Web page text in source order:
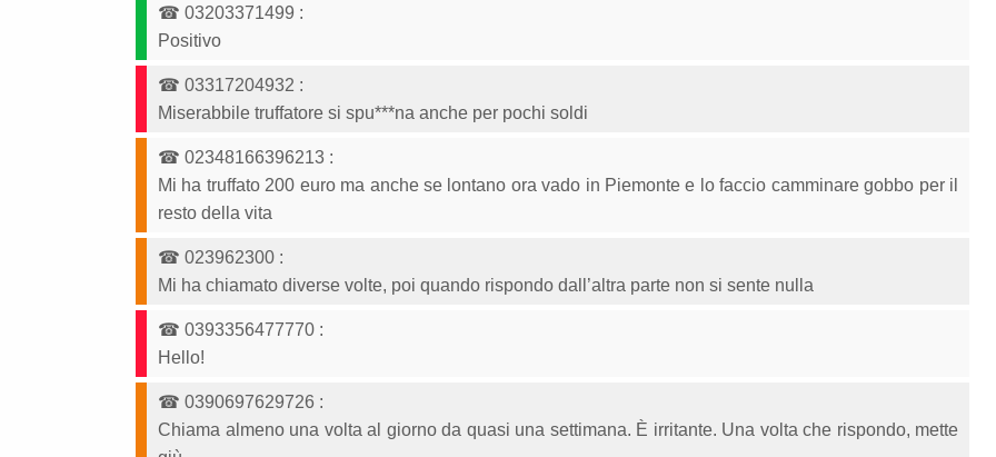
☎ 03203371499 :
Positivo
☎ 03317204932 :
Miserabbile truffatore si spu***na anche per pochi soldi
☎ 02348166396213 :
Mi ha truffato 200 euro ma anche se lontano ora vado in Piemonte e lo faccio camminare gobbo per il
resto della vita
☎ 023962300 :
Mi ha chiamato diverse volte, poi quando rispondo dall’altra parte non si sente nulla
☎ 0393356477770 :
Hello!
☎ 0390697629726 :
Chiama almeno una volta al giorno da quasi una settimana. È irritante. Una volta che rispondo, mette